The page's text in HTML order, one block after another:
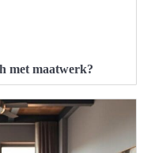
met maatwerk?